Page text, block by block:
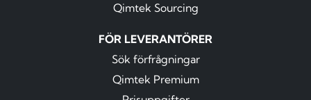
Qimtek Sourcing
FÖR LEVERANTÖRER
Sök förfrågningar
Qimtek Premium